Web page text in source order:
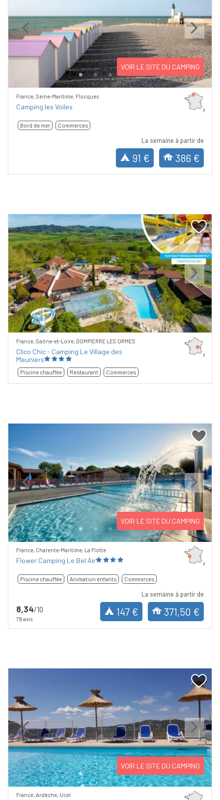
Previous Next
VOIR LE SITE DU CAMPING
France, Seine-Maritime, Flocques
Camping les Voiles
Bord de mer Commerces
La semaine à partir de
91 € 386 €
Previous Next
France, Saône-et-Loire, DOMPIERRE LES ORMES
Clico Chic - Camping Le Village des
Meuniers
Piscine chauffée Restaurant Commerces
Previous Next
VOIR LE SITE DU CAMPING
France, Charente-Maritime, La Flotte
Flower Camping Le Bel Air
Piscine chauffée Animation enfants Commerces
8,34/10
79 avis
La semaine à partir de
147 € 371,50 €
Previous Next
VOIR LE SITE DU CAMPING
France, Ardèche, Ucel